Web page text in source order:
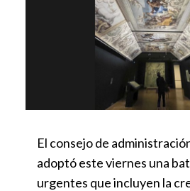
El consejo de
adoptó este viernes una
urgentes que incluyen la